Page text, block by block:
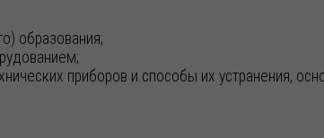
образования;
приборов и способы их устранения,